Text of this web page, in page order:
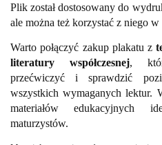
Plik został dostosowany do
ale można też korzystać z niego
Warto połączyć zakup plakatu z
literatury współczesnej,
przećwiczyć i sprawdzić
wszystkich wymaganych lektur.
materiałów edukacyjnych
maturzystów.